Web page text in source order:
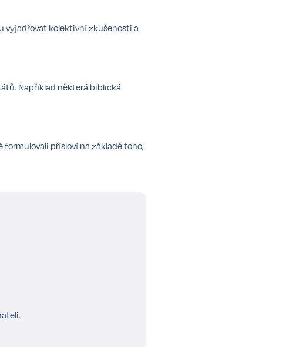
vyjadřovat kolektivní zkušenosti a
Například některá biblická
přísloví na základě toho,